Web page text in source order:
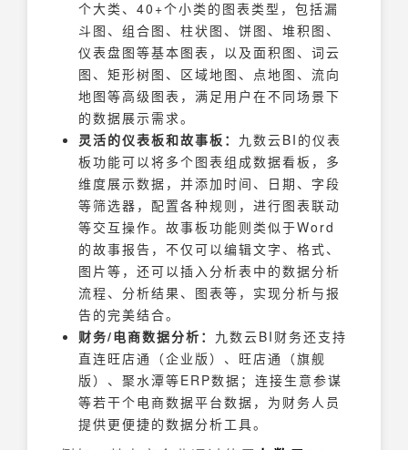
个大类、40+个小类的图表类型，包括漏
斗图、组合图、柱状图、饼图、堆积图、
仪表盘图等基本图表，以及面积图、词云
图、矩形树图、区域地图、点地图、流向
地图等高级图表，满足用户在不同场景下
的数据展示需求。
灵活的仪表板和故事板： 九数云BI的仪表
板功能可以将多个图表组成数据看板，多
维度展示数据，并添加时间、日期、字段
等筛选器，配置各种规则，进行图表联动
等交互操作。故事板功能则类似于Word
的故事报告，不仅可以编辑文字、格式、
图片等，还可以插入分析表中的数据分析
流程、分析结果、图表等，实现分析与报
告的完美结合。
财务/电商数据分析： 九数云BI财务还支持
直连旺店通（企业版）、旺店通（旗舰
版）、聚水潭等ERP数据；连接生意参谋
等若干个电商数据平台数据，为财务人员
提供更便捷的数据分析工具。